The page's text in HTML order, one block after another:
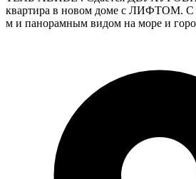
квартира в новом доме с ЛИФТОМ. С
м и панорамным видом на море и